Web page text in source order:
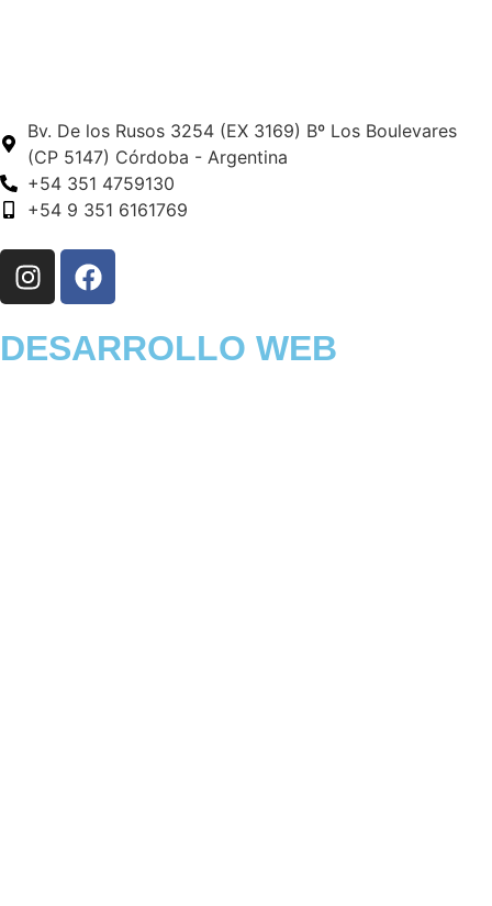
Bv. De los Rusos 3254 (EX 3169) Bº Los Boulevares
(CP 5147) Córdoba - Argentina
+54 351 4759130
+54 9 351 6161769
DESARROLLO WEB